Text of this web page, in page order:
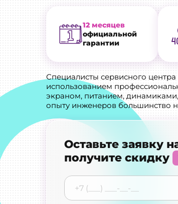
12 месяцев
официальной
гарантии
Специалисты сервисного
использованием
экраном, питанием,
опыту инженеров большинство
Оставьте заявку
получите скидку